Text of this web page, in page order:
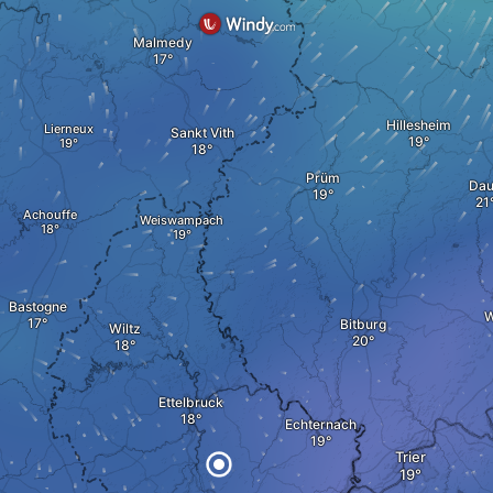
Trier
Echternach
Bastogne
Wiltz
Ettelbruck
Lierneux Sankt Vith
Weiswampach
Achouffe
Bitburg
Prüm
Malmedy
Hillesheim